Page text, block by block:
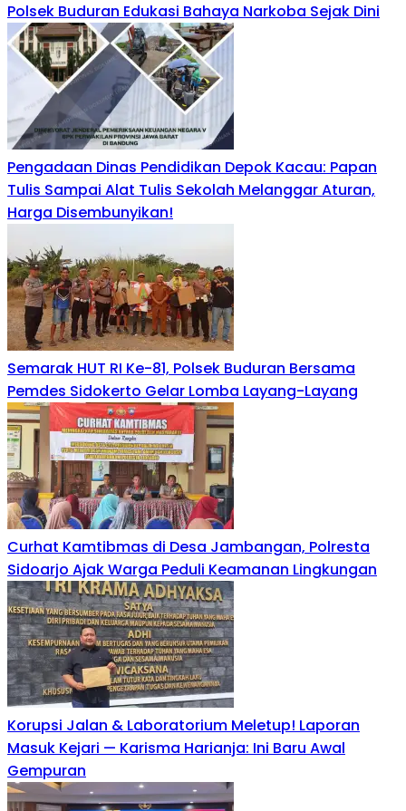
Polsek Buduran Edukasi Bahaya Narkoba Sejak Dini
Pengadaan Dinas Pendidikan Depok Kacau: Papan
Tulis Sampai Alat Tulis Sekolah Melanggar Aturan,
Harga Disembunyikan!
Semarak HUT RI Ke-81, Polsek Buduran Bersama
Pemdes Sidokerto Gelar Lomba Layang-Layang
Curhat Kamtibmas di Desa Jambangan, Polresta
Sidoarjo Ajak Warga Peduli Keamanan Lingkungan
Korupsi Jalan & Laboratorium Meletup! Laporan
Masuk Kejari — Karisma Harianja: Ini Baru Awal
Gempuran